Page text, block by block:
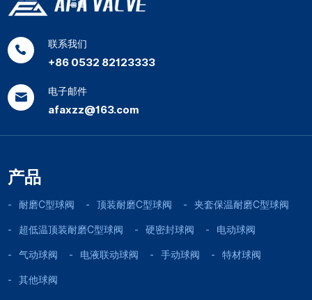
联系我们
+86 0532 82123333
电子邮件
afaxzz@163.com
产品
耐磨C型球阀 顶装耐磨C型球阀 夹套保温耐磨C型球阀
超低温顶装耐磨C型球阀 硬密封球阀 电动球阀
气动球阀 电液联动球阀 手动球阀 特材球阀
其他球阀